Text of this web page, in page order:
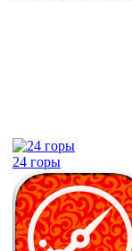
24 горы